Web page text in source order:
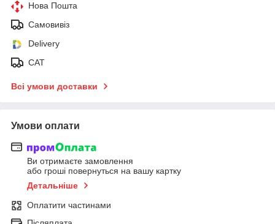
Нова Пошта
Самовивіз
Delivery
САТ
Всі умови доставки
Умови оплати
Ви отримаєте замовлення
або гроші повернуться на вашу картку
Детальніше
Оплатити частинами